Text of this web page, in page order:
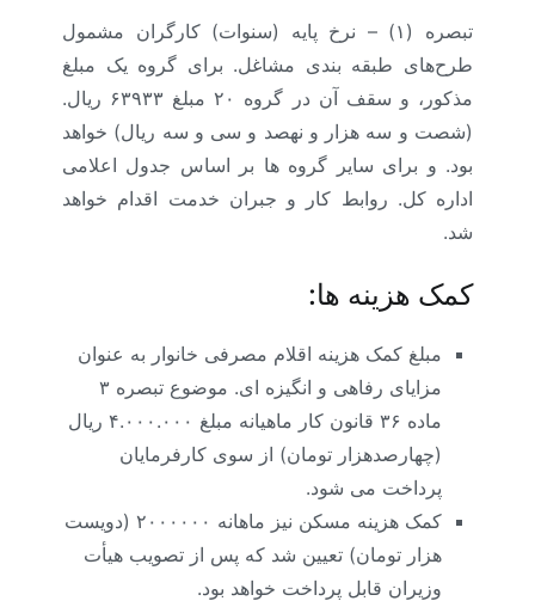
تبصره (۱) – نرخ پایه (سنوات) کارگران مشمول
طرح‌های طبقه بندی مشاغل. برای گروه یک مبلغ
مذکور، و سقف آن در گروه ۲۰ مبلغ ۶۳۹۳۳ ریال.
(شصت و سه هزار و نهصد و سی و سه ریال) خواهد
بود. و برای سایر گروه ها بر اساس جدول اعلامی
اداره کل. روابط کار و جبران خدمت اقدام خواهد
شد.
کمک هزینه ها:
مبلغ کمک هزینه اقلام مصرفی خانوار به عنوان
مزایای رفاهی و انگیزه ای. موضوع تبصره ۳
ماده ۳۶ قانون کار ماهیانه مبلغ ۴.۰۰۰.۰۰۰ ریال
(چهارصدهزار تومان) از سوی کارفرمایان
پرداخت می شود.
کمک هزینه مسکن نیز ماهانه ۲۰۰۰۰۰۰ (دویست
هزار تومان) تعیین شد که پس از تصویب هیأت
وزیران قابل پرداخت خواهد بود.